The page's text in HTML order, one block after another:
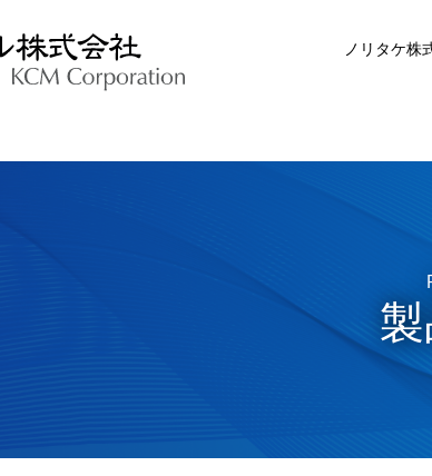
ノリタケ株
トップメッセージ
ISO 14001 会社概要・事業所